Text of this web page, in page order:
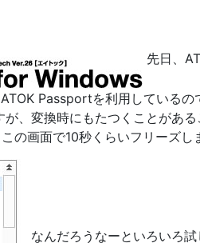
先日、
Passportを利用しているの
、変換時にもたつくことがあ
の画面で10秒くらいフリーズし
なんだろうなーといろいろ